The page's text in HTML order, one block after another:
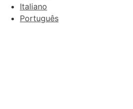
Italiano
Português